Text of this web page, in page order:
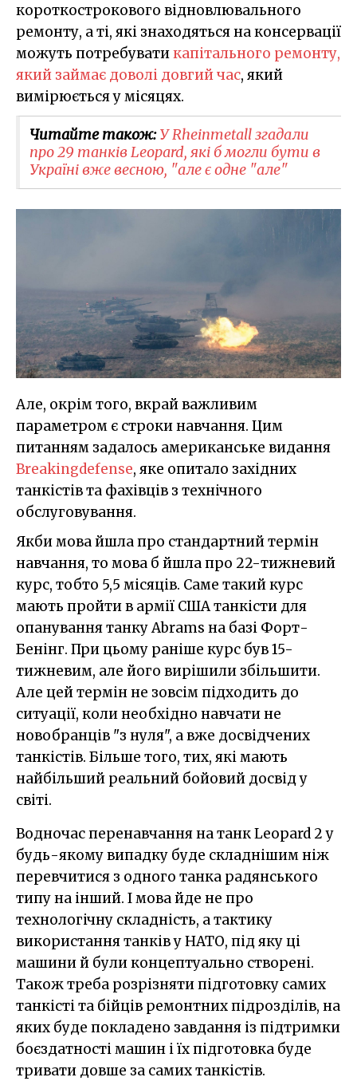
короткострокового відновлювального
ремонту, а ті, які знаходяться на консервації
можуть потребуватикапітального ремонту,
який займає доволі довгий час, який
вимірюється у місяцях.
Читайте також:У Rheinmetall згадали
про 29 танків Leopard, які б могли бути в
Україні вже весною, "але є одне "але"
Але, окрім того, вкрай важливим
параметром є строки навчання. Цим
питанням задалось американське видання
Breakingdefense, яке опитало західних
танкістів та фахівців з технічного
обслуговування.
Якби мова йшла про стандартний термін
навчання, то мова б йшла про 22-тижневий
курс, тобто 5,5 місяців. Саме такий курс
мають пройти в армії США танкісти для
опанування танку Abrams на базі Форт-
Бенінг. При цьому раніше курс був 15-
тижневим, але його вирішили збільшити.
Але цей термін не зовсім підходить до
ситуації, коли необхідно навчати не
новобранців "з нуля", а вже досвідчених
танкістів. Більше того, тих, які мають
найбільший реальний бойовий досвід у
світі.
Водночас перенавчання на танк Leopard 2 у
будь-якому випадку буде складнішим ніж
перевчитися з одного танка радянського
типу на інший. І мова йде не про
технологічну складність, а тактику
використання танків у НАТО, під яку ці
машини й були концептуально створені.
Також треба розрізняти підготовку самих
танкісті та бійців ремонтних підрозділів, на
яких буде покладено завдання із підтримки
боєздатності машин і їх підготовка буде
тривати довше за самих танкістів.